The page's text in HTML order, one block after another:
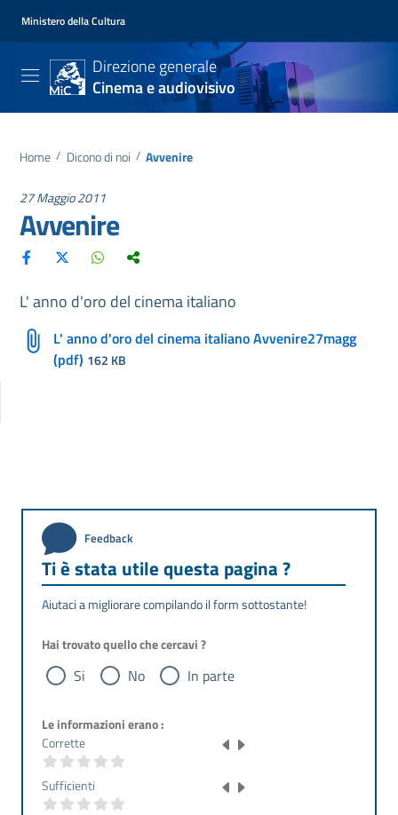
Ministero della Cultura
Direzione generale
Cinema e audiovisivo
Home / Dicono di noi / Avvenire
27 Maggio 2011
Avvenire
L' anno d'oro del cinema italiano
L' anno d'oro del cinema italiano Avvenire27magg
(pdf) 162 KB
Feedback
Ti è stata utile questa pagina ?
Aiutaci a migliorare compilando il form sottostante!
Hai trovato quello che cercavi ?
Si No In parte
Le informazioni erano :
Corrette
Sufficienti